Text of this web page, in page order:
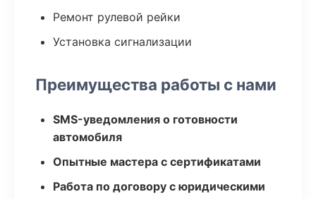
Ремонт рулевой рейки
Установка сигнализации
Преимущества работы с нами
SMS-уведомления о готовности
автомобиля
Опытные мастера с сертификатами
Работа по договору с юридическими